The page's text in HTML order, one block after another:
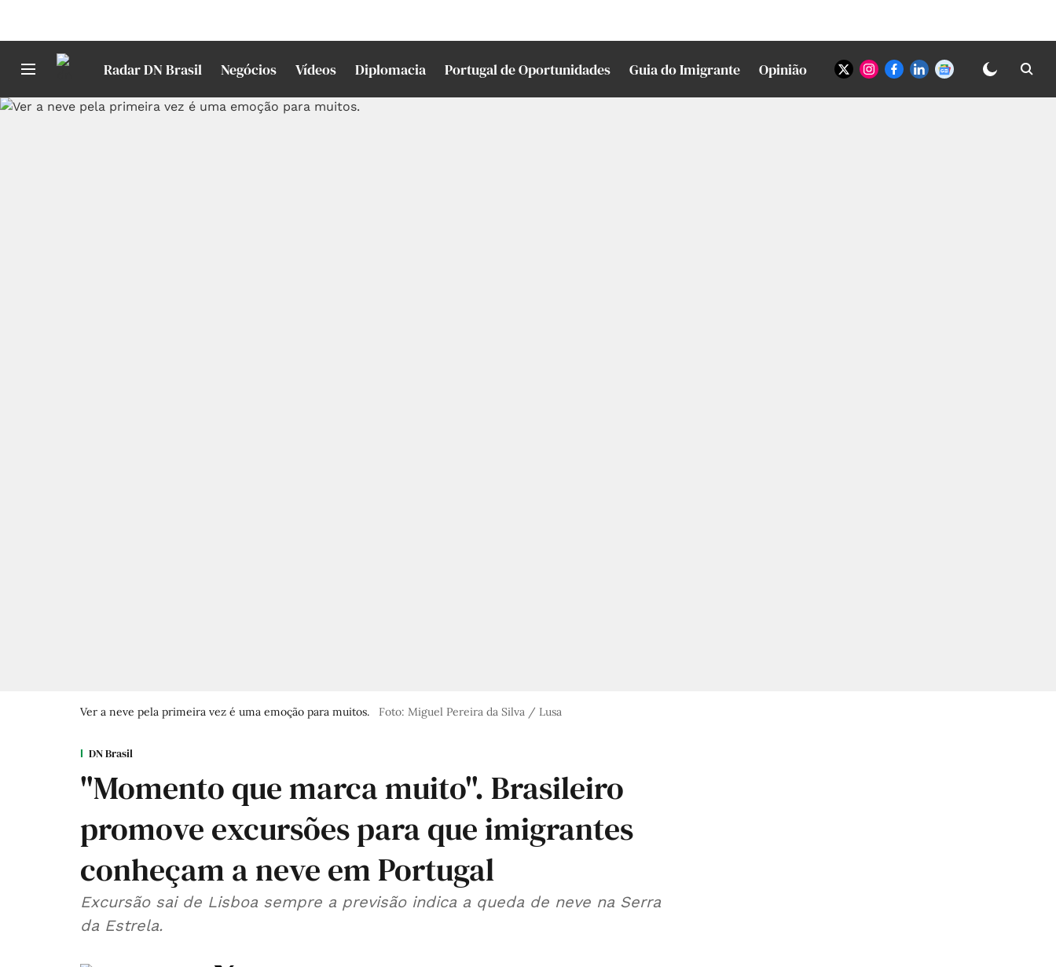
Radar DN Brasil Negócios Vídeos Diplomacia Portugal de Oportunidades Guia do Imigrante Opinião
Ver a neve pela primeira vez é uma emoção para muitos. Foto: Miguel Pereira da Silva / Lusa
DN Brasil
"Momento que marca muito". Brasileiro
promove excursões para que imigrantes
conheçam a neve em Portugal
Excursão sai de Lisboa sempre a previsão indica a queda de neve na Serra
da Estrela.